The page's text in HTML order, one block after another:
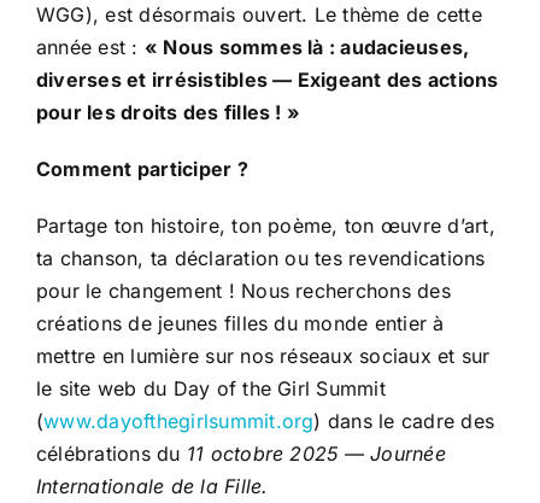
WGG), est désormais ouvert. Le thème de cette
année est : « Nous sommes là : audacieuses,
diverses et irrésistibles — Exigeant des actions
pour les droits des filles ! »
Comment participer ?
Partage ton histoire, ton poème, ton œuvre d’art,
ta chanson, ta déclaration ou tes revendications
pour le changement ! Nous recherchons des
créations de jeunes filles du monde entier à
mettre en lumière sur nos réseaux sociaux et sur
le site web du Day of the Girl Summit
(www.dayofthegirlsummit.org) dans le cadre des
célébrations du 11 octobre 2025 — Journée
Internationale de la Fille.